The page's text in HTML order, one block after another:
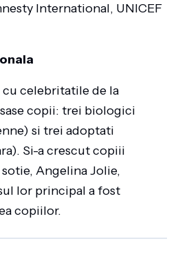
International, UNICEF
cu celebritatile de la
copii: trei biologici
si trei adoptati
Si-a crescut copiii
Angelina Jolie,
lor principal a fost
copiilor.